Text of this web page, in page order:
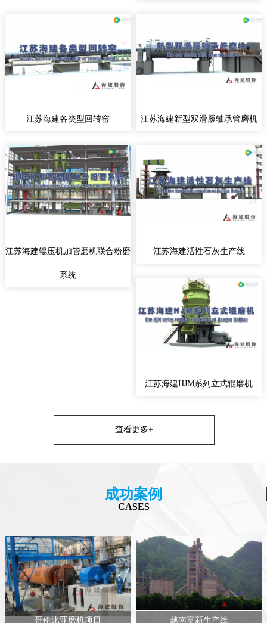
江苏海建各类型回转窑 江苏海建新型双滑履轴承管磨机
江苏海建辊压机加管磨机联合粉磨
系统
江苏海建活性石灰生产线
江苏海建HJM系列立式辊磨机
查看更多+
成功案例
CASES
哥伦比亚磨机项目 越南富新生产线